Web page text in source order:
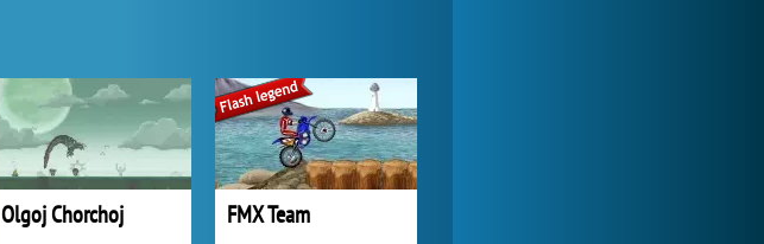
Olgoj Chorchoj FMX Team
World of Tanks
1 822 545x